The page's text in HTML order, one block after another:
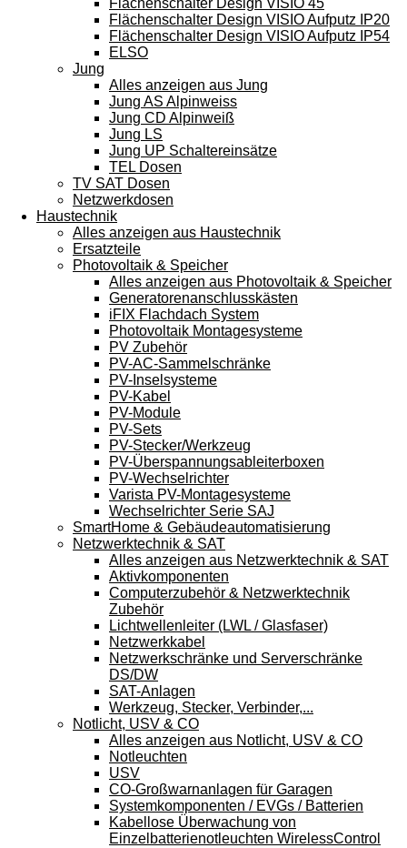
Flächenschalter Design VISIO 45
Flächenschalter Design VISIO Aufputz IP20
Flächenschalter Design VISIO Aufputz IP54
ELSO
Jung
Alles anzeigen aus Jung
Jung AS Alpinweiss
Jung CD Alpinweiß
Jung LS
Jung UP Schaltereinsätze
TEL Dosen
TV SAT Dosen
Netzwerkdosen
Haustechnik
Alles anzeigen aus Haustechnik
Ersatzteile
Photovoltaik & Speicher
Alles anzeigen aus Photovoltaik & Speicher
Generatorenanschlusskästen
iFIX Flachdach System
Photovoltaik Montagesysteme
PV Zubehör
PV-AC-Sammelschränke
PV-Inselsysteme
PV-Kabel
PV-Module
PV-Sets
PV-Stecker/Werkzeug
PV-Überspannungsableiterboxen
PV-Wechselrichter
Varista PV-Montagesysteme
Wechselrichter Serie SAJ
SmartHome & Gebäudeautomatisierung
Netzwerktechnik & SAT
Alles anzeigen aus Netzwerktechnik & SAT
Aktivkomponenten
Computerzubehör & Netzwerktechnik
Zubehör
Lichtwellenleiter (LWL / Glasfaser)
Netzwerkkabel
Netzwerkschränke und Serverschränke
DS/DW
SAT-Anlagen
Werkzeug, Stecker, Verbinder,...
Notlicht, USV & CO
Alles anzeigen aus Notlicht, USV & CO
Notleuchten
USV
CO-Großwarnanlagen für Garagen
Systemkomponenten / EVGs / Batterien
Kabellose Überwachung von
Einzelbatterienotleuchten WirelessControl